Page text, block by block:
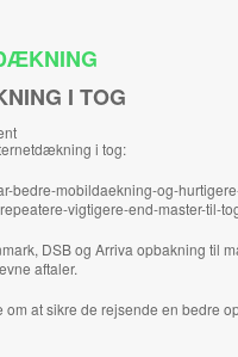
I TOG
i tog:
bedre-mobildaekning-og-
vigtigere-end-master-til-
DSB og Arriva opbakning til
aftaler.
at sikre de rejsende en bedre